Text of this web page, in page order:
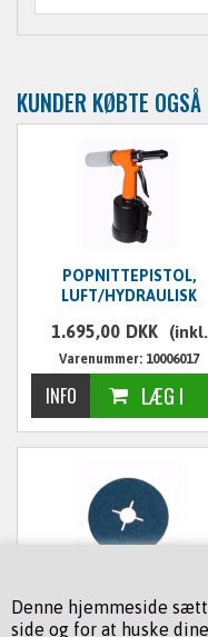
Denne hjemmeside
side og for at huske
KUNDER KØBTE OGSÅ
POPNITTEPISTOL,
LUFT/HYDRAULISK
1.695,00 DKK (inkl.
moms)
Varenummer: 10006017
FIBERSKIVE, Ø 115 MM.,
KORN 80